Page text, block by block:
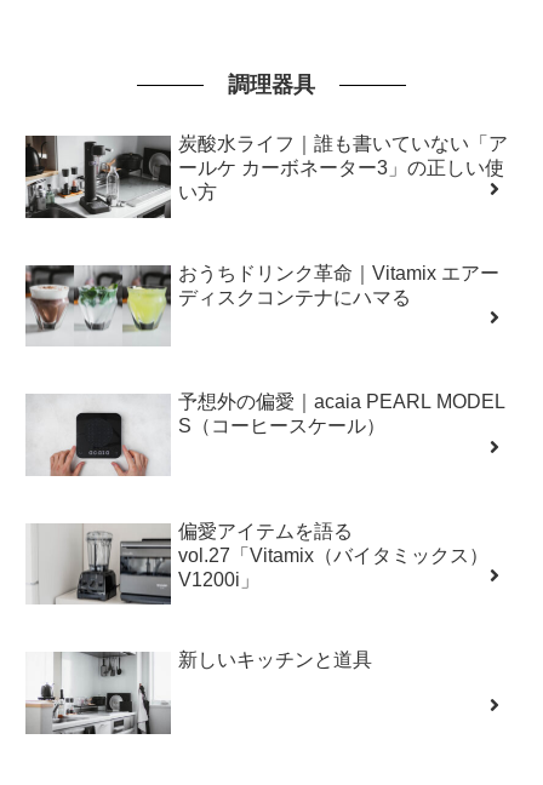
調理器具
炭酸水ライフ｜誰も書いていない「ア
ールケ カーボネーター3」の正しい使
い方
おうちドリンク革命｜Vitamix エアー
ディスクコンテナにハマる
予想外の偏愛｜acaia PEARL MODEL
S（コーヒースケール）
偏愛アイテムを語る
vol.27「Vitamix（バイタミックス）
V1200i」
新しいキッチンと道具